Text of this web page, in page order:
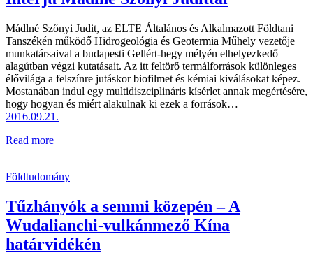
Mádlné Szőnyi Judit, az ELTE Általános és Alkalmazott Földtani
Tanszékén működő Hidro­geológia és Geotermia Műhely vezetője
munkatársaival a budapesti Gellért-hegy mélyén elhelyezkedő
alagútban végzi kutatásait. Az itt feltörő termálforrások különleges
élővilága a felszínre jutáskor biofilmet és kémiai kiválásokat képez.
Mostanában indul egy multidiszciplináris kísérlet annak megértésére,
hogy hogyan és miért alakulnak ki ezek a források…
2016.09.21.
Read more
Földtudomány
Tűzhányók a semmi közepén – A
Wudalianchi-vulkánmező Kína
határvidékén